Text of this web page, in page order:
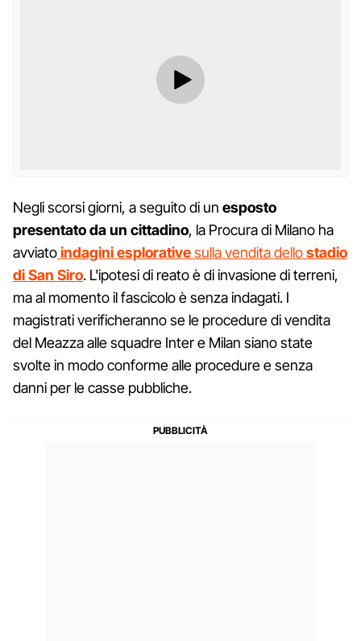
Negli scorsi giorni, a seguito di un esposto
presentato da un cittadino, la Procura di Milano ha
avviatoindagini esplorativesulla vendita dellostadio
di San Siro. L'ipotesi di reato è di invasione di terreni,
ma al momento il fascicolo è senza indagati. I
magistrati verificheranno se le procedure di vendita
del Meazza alle squadre Inter e Milan siano state
svolte in modo conforme alle procedure e senza
danni per le casse pubbliche.